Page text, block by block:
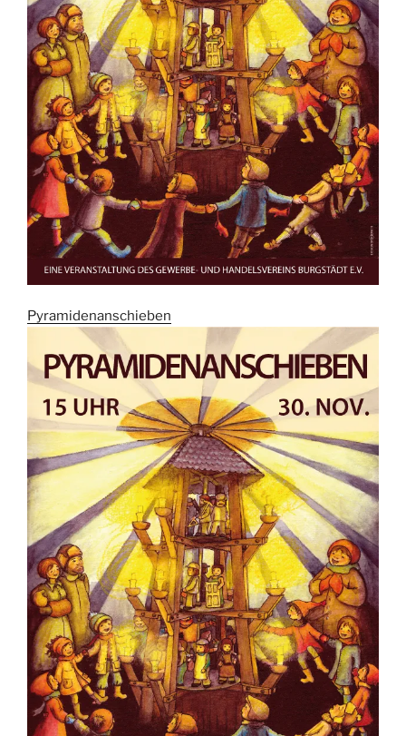
Pyramidenanschieben